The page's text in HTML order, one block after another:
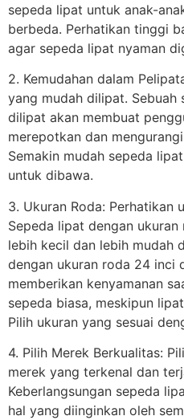
sepeda lipat untuk anak-
berbeda. Perhatikan tinggi
agar sepeda lipat nyaman
2. Kemudahan dalam
yang mudah dilipat. Sebuah
dilipat akan membuat
merepotkan dan
Semakin mudah sepeda
untuk dibawa.
3. Ukuran Roda: Perhatikan
Sepeda lipat dengan
lebih kecil dan lebih mudah
dengan ukuran roda 24 inci
memberikan kenyamanan
sepeda biasa, meskipun
Pilih ukuran yang sesuai
4. Pilih Merek Berkualitas:
merek yang terkenal dan
Keberlangsungan sepeda
hal yang diinginkan oleh